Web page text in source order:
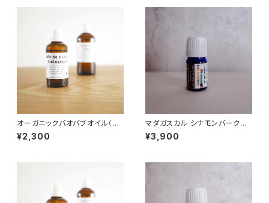
オーガニックバオバブオイル（セ
ネガル産) 50ml
¥2,300
マダガスカル シナモンバーク精
油 10ml オーガニック
¥3,900